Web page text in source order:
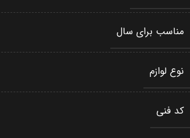
مناسب برای سال
نوع لوازم
کد فنی